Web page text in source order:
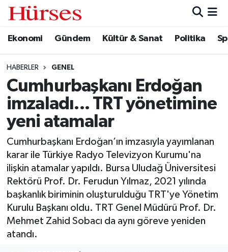
Ekonomi Gündem Kültür & Sanat Politika
HABERLER GENEL
Cumhurbaşkanı Erdoğan
imzaladı... TRT yönetimine
yeni atamalar
Cumhurbaşkanı Erdoğan’ın imzasıyla yayımlanan
karar ile Türkiye Radyo Televizyon Kurumu'na
ilişkin atamalar yapıldı. Bursa Uludağ Üniversitesi
Rektörü Prof. Dr. Ferudun Yılmaz, 2021 yılında
başkanlık biriminin oluşturulduğu TRT'ye Yönetim
Kurulu Başkanı oldu. TRT Genel Müdürü Prof. Dr.
Mehmet Zahid Sobacı da aynı göreve yeniden
atandı.
Ekonomi
Gündem
Kültür & Sanat
Politika
Spor
Turizm
Hava Durumu
Trafik Durumu
Süper Lig Puan Durumu ve Fikstür
Tüm Manşetler
Son Dakika Haberleri
Haber Arşivi